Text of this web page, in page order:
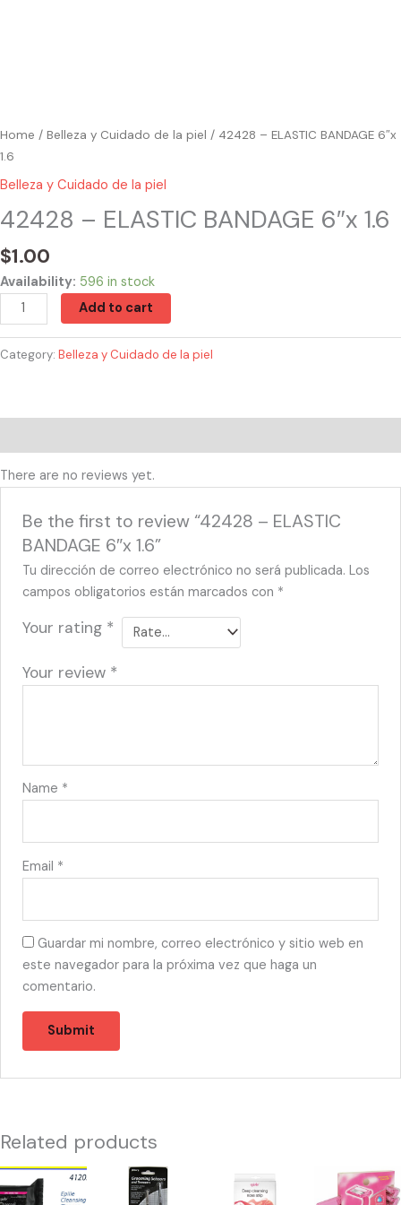
Home / Belleza y Cuidado de la piel / 42428 – ELASTIC BANDAGE 6″x
1.6
Belleza y Cuidado de la piel
42428 – ELASTIC BANDAGE 6″x 1.6
$1.00
Availability: 596 in stock
Add to cart
Category: Belleza y Cuidado de la piel
There are no reviews yet.
Be the first to review “42428 – ELASTIC
BANDAGE 6″x 1.6”
Tu dirección de correo electrónico no será publicada. Los
campos obligatorios están marcados con *
Your rating *
Your review *
Name *
Email *
Guardar mi nombre, correo electrónico y sitio web en
este navegador para la próxima vez que haga un
comentario.
Related products
41205
-
55408
56357
53528